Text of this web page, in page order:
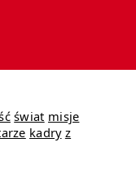
świat misje
kadry z